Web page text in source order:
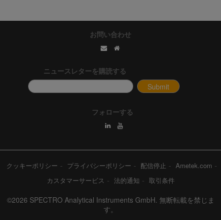
お問い合わせ
ニュースレターを購読する
フォローする
クッキーポリシー プライバシーポリシー 配信停止
Ametek.com
カスタマーサービス
法的通知 取引条件
©2026 SPECTRO Analytical Instruments GmbH. 無断転載を禁じま
す。